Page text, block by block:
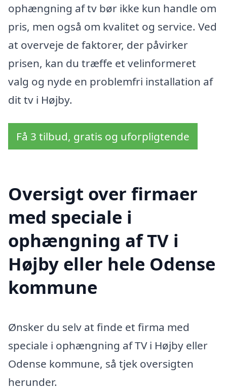
ophængning af tv bør ikke kun handle om
pris, men også om kvalitet og service. Ved
at overveje de faktorer, der påvirker
prisen, kan du træffe et velinformeret
valg og nyde en problemfri installation af
dit tv i Højby.
Få 3 tilbud, gratis og uforpligtende
Oversigt over firmaer
med speciale i
ophængning af TV i
Højby eller hele Odense
kommune
Ønsker du selv at finde et firma med
speciale i ophængning af TV i Højby eller
Odense kommune, så tjek oversigten
herunder.